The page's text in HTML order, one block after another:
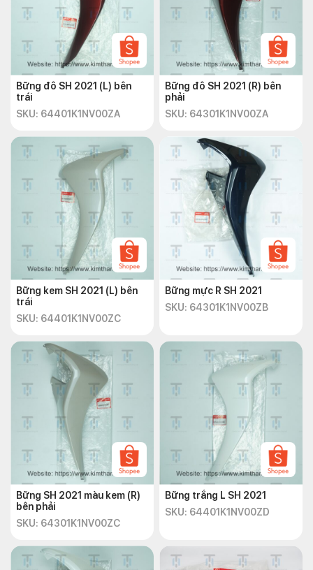
Bững đô SH 2021 (L) bên
trái
SKU: 64401K1NV00ZA
Bững đô SH 2021 (R) bên
phải
SKU: 64301K1NV00ZA
Bững kem SH 2021 (L) bên
trái
SKU: 64401K1NV00ZC
Bững mực R SH 2021
SKU: 64301K1NV00ZB
Bững SH 2021 màu kem (R)
bên phải
SKU: 64301K1NV00ZC
Bững trắng L SH 2021
SKU: 64401K1NV00ZD